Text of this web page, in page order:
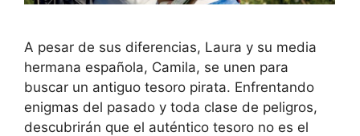
A pesar de sus diferencias, Laura y su media
hermana española, Camila, se unen para
buscar un antiguo tesoro pirata. Enfrentando
enigmas del pasado y toda clase de peligros,
descubrirán que el auténtico tesoro no es el